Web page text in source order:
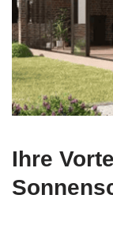
Ihre